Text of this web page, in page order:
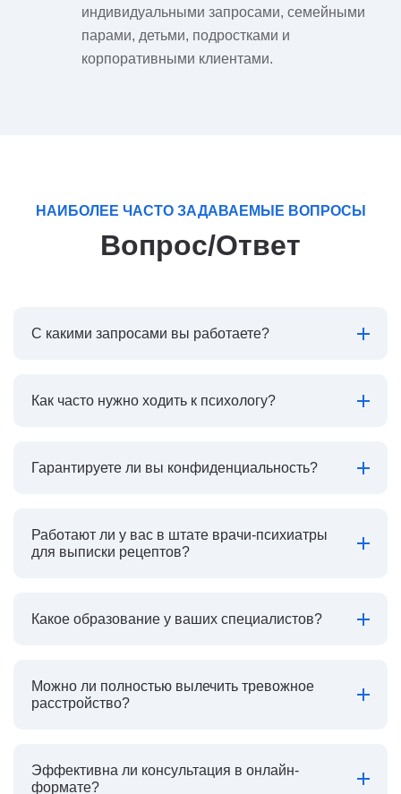
индивидуальными запросами, семейными
парами, детьми, подростками и
корпоративными клиентами.
НАИБОЛЕЕ ЧАСТО ЗАДАВАЕМЫЕ ВОПРОСЫ
Вопрос/Ответ
С какими запросами вы работаете?
Как часто нужно ходить к психологу?
Гарантируете ли вы конфиденциальность?
Работают ли у вас в штате врачи-психиатры
для выписки рецептов?
Какое образование у ваших специалистов?
Можно ли полностью вылечить тревожное
расстройство?
Эффективна ли консультация в онлайн-
формате?